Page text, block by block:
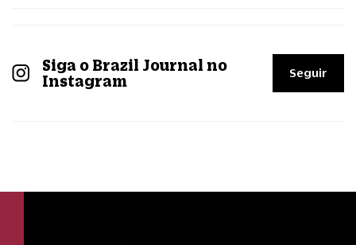
Siga o Brazil Journal no
Instagram
Seguir